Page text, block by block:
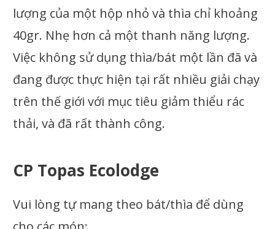
lượng của một hộp nhỏ và thìa chỉ khoảng
40gr. Nhẹ hơn cả một thanh năng lượng.
Việc không sử dụng thìa/bát một lần đã và
đang được thực hiện tại rất nhiều giải chạy
trên thế giới với mục tiêu giảm thiểu rác
thải, và đã rất thành công.
CP Topas Ecolodge
Vui lòng tự mang theo bát/thìa để dùng